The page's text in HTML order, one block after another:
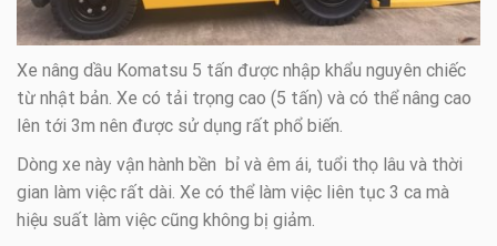
Xe nâng dầu Komatsu 5 tấn được nhập khẩu nguyên chiếc
từ nhật bản. Xe có tải trọng cao (5 tấn) và có thể nâng cao
lên tới 3m nên được sử dụng rất phổ biến.
Dòng xe này vận hành bền bỉ và êm ái, tuổi thọ lâu và thời
gian làm việc rất dài. Xe có thể làm việc liên tục 3 ca mà
hiệu suất làm việc cũng không bị giảm.